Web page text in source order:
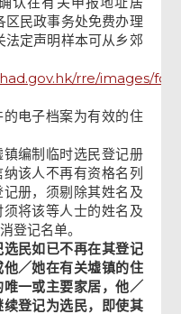
区民政事务处免费办理
法定声明样本可从乡郊
rre/images/
电子档案为有效的住
编制临时选民登记册
该人不再有资格名列
册，须剔除其姓名及
将该等人士的姓名及
登记名单。
民如已不再在其登记
／她在有关墟镇的住
一或主要家居，他／
登记为选民，即使其